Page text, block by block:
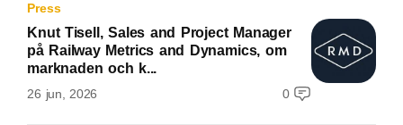
Press
Knut Tisell, Sales and Project Manager
på Railway Metrics and Dynamics, om
marknaden och k...
26 jun, 2026 0